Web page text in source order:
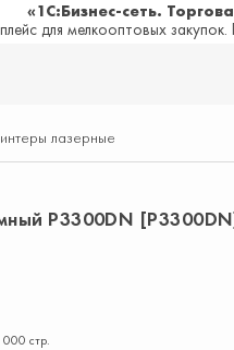
«1С:Бизнес-сеть.
для мелкооптовых
лазерные
P3300DN
стр.